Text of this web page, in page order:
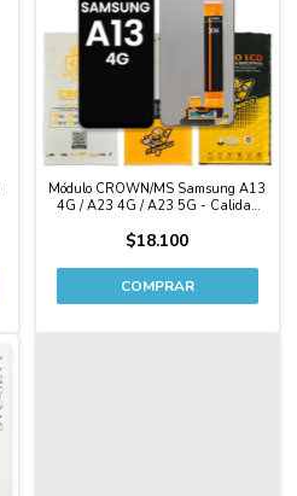
Módulo CROWN/MS Samsung A13
4G / A23 4G / A23 5G - Calidad
$18.100